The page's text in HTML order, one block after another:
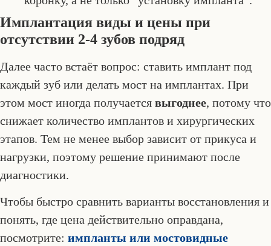
Имплантация виды и цены при
отсутствии 2-4 зубов подряд
Далее часто встаёт вопрос: ставить имплант под
каждый зуб или делать мост на имплантах. При
этом мост иногда получается выгоднее, потому что
снижает количество имплантов и хирургических
этапов. Тем не менее выбор зависит от прикуса и
нагрузки, поэтому решение принимают после
диагностики.
Чтобы быстро сравнить варианты восстановления и
понять, где цена действительно оправдана,
посмотрите: импланты или мостовидные